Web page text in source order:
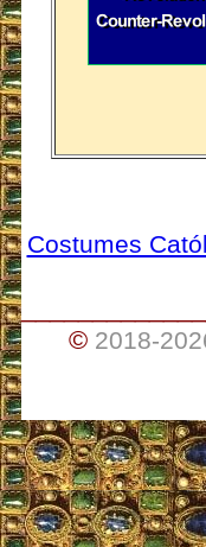
Costumes
© 2018-